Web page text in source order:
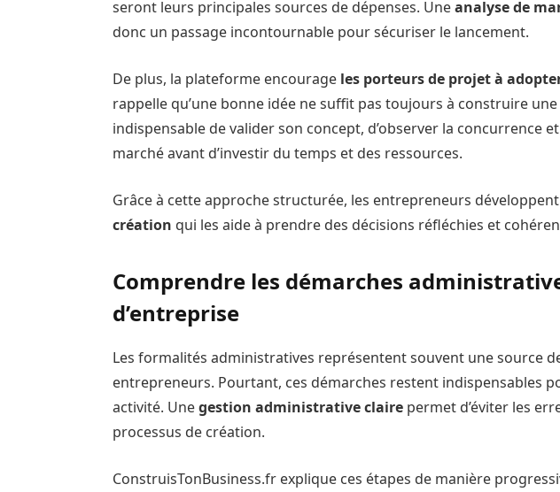
seront leurs principales sources de dépenses. Uneanalyse de
donc un passage incontournable pour sécuriser le lancement.
De plus, la plateforme encourage les porteurs de projet à
rappelle qu’une bonne idée ne suffit pas toujours à construire
indispensable de valider son concept, d’observer la concurrence
marché avant d’investir du temps et des ressources.
Grâce à cette approche structurée, les entrepreneurs
création qui les aide à prendre des décisions réfléchies et
Comprendre les démarches
d’entreprise
Les formalités administratives représentent souvent une source
entrepreneurs. Pourtant, ces démarches restent indispensables
activité. Unegestion administrative claire permet d’éviter les
processus de création.
ConstruisTonBusiness.fr explique ces étapes de manière